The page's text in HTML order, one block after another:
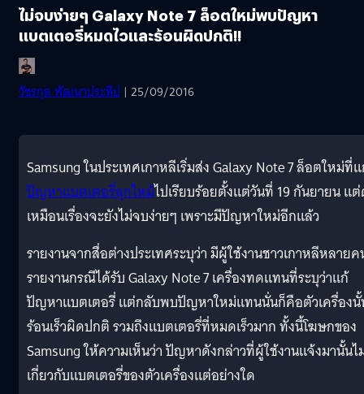
ไม่จบง่ายๆ Galaxy Note 7 ล็อตใหม่พบปัญหา
แบตเตอรี่หมดไวและร้อนผิดปกติ!!
วัชรกุล พัฒนาประทีป | 25/09/2016
Samsung ในประเทศเกาหลีเริ่มส่ง Galaxy Note 7 ล็อตใหม่ที่
ปัญหาแบตเตอรี่ลุกไหม้ไปเรียบร้อยตั้งแต่วันที่ 19 กันยายน แ
เหมือนเรื่องจะยังไม่จบง่ายๆ เพราะมีปัญหาใหม่อีกแล้ว
รายงานจากสื่อต่างประเทศระบุว่า มีผู้ใช้งานชาวเกาหลีหลาย
รายงานกรณีได้รับ Galaxy Note 7 เครื่องทดแทนที่ระบุว่าแก้
ปัญหาแบตเตอรี่ แต่กลับพบปัญหาใหม่แทนนั่นก็คือตัวเครื่อง
ร้อนเร็วผิดปกติ รวมถึงแบตเตอรี่ที่หมดเร็วมาก ทั้งนี้โฆษกของ
Samsung ให้ความเห็นว่า ปัญหาดังกล่าวที่ผู้ใช้งานแจ้งมานั้นไ
เกี่ยวกับแบตเตอรี่ของตัวเครื่องแต่อย่างใด